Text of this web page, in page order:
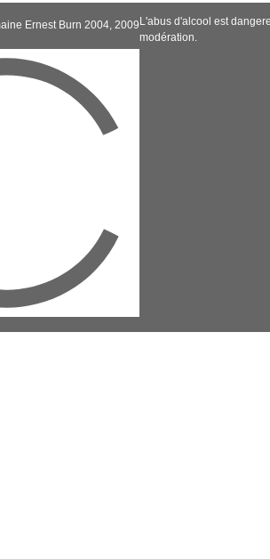
Ernest Burn 2004, 2009 L'abus d'alcool est
modération.